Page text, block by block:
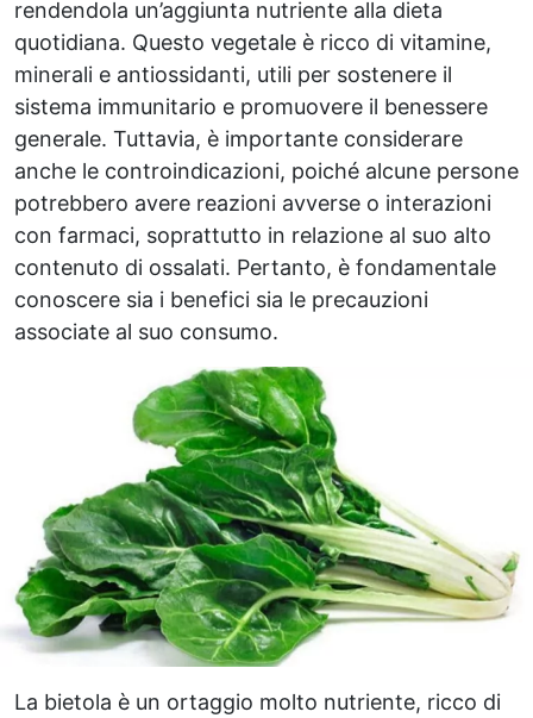
rendendola un’aggiunta nutriente alla dieta
quotidiana. Questo vegetale è ricco di vitamine,
minerali e antiossidanti, utili per sostenere il
sistema immunitario e promuovere il benessere
generale. Tuttavia, è importante considerare
anche le controindicazioni, poiché alcune persone
potrebbero avere reazioni avverse o interazioni
con farmaci, soprattutto in relazione al suo alto
contenuto di ossalati. Pertanto, è fondamentale
conoscere sia i benefici sia le precauzioni
associate al suo consumo.
La bietola è un ortaggio molto nutriente, ricco di